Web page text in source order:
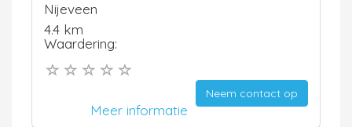
Nijeveen
4.4 km
Waardering:
Neem contact op
Meer informatie